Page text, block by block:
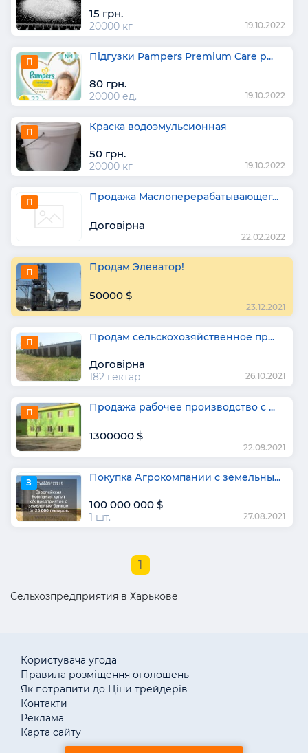
15 грн.
20000 кг 19.10.2022
П Підгузки Pampers Premium Care р...
80 грн.
20000 ед. 19.10.2022
П Краска водоэмульсионная
50 грн.
20000 кг 19.10.2022
П Продажа Маслоперерабатывающег...
Договірна
22.02.2022
П Продам Элеватор!
50000 $
23.12.2021
П Продам сельскохозяйственное пр...
Договірна
182 гектар 26.10.2021
П Продажа рабочее производство с ...
1300000 $
22.09.2021
З Покупка Агрокомпании с земельны...
100 000 000 $
1 шт. 27.08.2021
1
Сельхозпредприятия в Харькове
Користувача угода
Правила розміщення оголошень
Як потрапити до Ціни трейдерів
Контакти
Реклама
Карта сайту